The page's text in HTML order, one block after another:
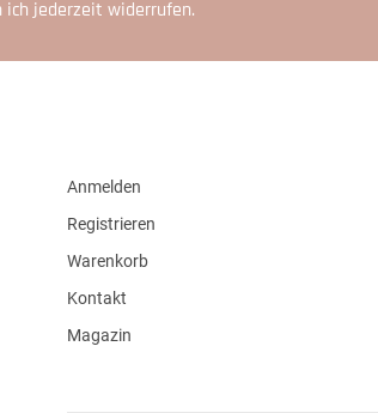
ich jederzeit widerrufen.
Anmelden
Registrieren
Warenkorb
Kontakt
Magazin